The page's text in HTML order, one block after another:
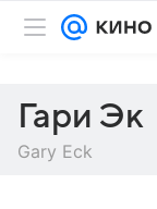
Гари Эк
Gary Eck